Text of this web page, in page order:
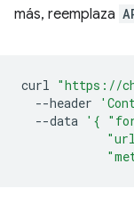
más, reemplaza
curl "https://
--header
--data '{